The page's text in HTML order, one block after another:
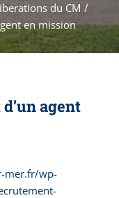
du CM /
en mission
agent
mer.fr/wp-